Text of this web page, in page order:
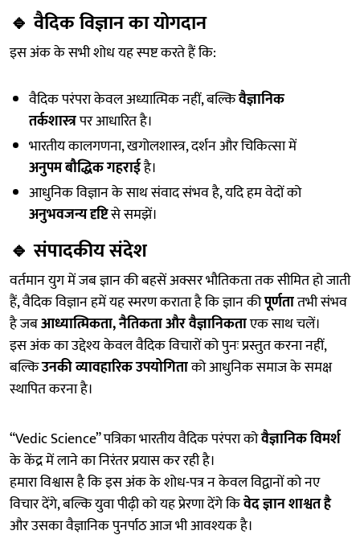
🔹वैदिक विज्ञान का योगदान
इस अंक के सभी शोध यह स्पष्ट करते हैं कि:
वैदिक परंपरा केवल अध्यात्मिक नहीं, बल्किवैज्ञानिक
तर्कशास्त्रपर आधारित है।
भारतीय कालगणना, खगोलशास्त्र, दर्शन और चिकित्सा में
अनुपम बौद्धिक गहराईहै।
आधुनिक विज्ञान के साथ संवाद संभव है, यदि हम वेदों को
अनुभवजन्य दृष्टिसे समझें।
🔹संपादकीय संदेश
वर्तमान युग में जब ज्ञान की बहसें अक्सर भौतिकता तक सीमित हो जाती
हैं, वैदिक विज्ञान हमें यह स्मरण कराता है कि ज्ञान कीपूर्णतातभी संभव
है जबआध्यात्मिकता, नैतिकता और वैज्ञानिकताएक साथ चलें।
इस अंक का उद्देश्य केवल वैदिक विचारों को पुनः प्रस्तुत करना नहीं,
बल्किउनकी व्यावहारिक उपयोगिताको आधुनिक समाज के समक्ष
स्थापित करना है।
“Vedic Science” पत्रिका भारतीय वैदिक परंपरा कोवैज्ञानिक विमर्श
के केंद्र में लाने का निरंतर प्रयास कर रही है।
हमारा विश्वास है कि इस अंक के शोध-पत्र न केवल विद्वानों को नए
विचार देंगे, बल्कि युवा पीढ़ी को यह प्रेरणा देंगे किवेद ज्ञान शाश्वत है
और उसका वैज्ञानिक पुनर्पाठ आज भी आवश्यक है।